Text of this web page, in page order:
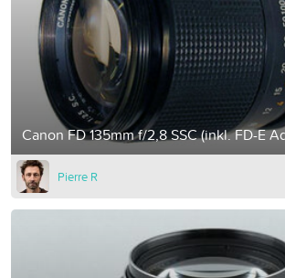
Canon FD 135mm f/2,8 SSC (inkl. FD-E
Pierre R